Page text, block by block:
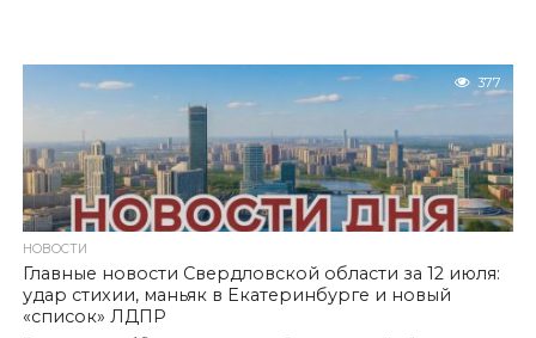
377
НОВОСТИ
Главные новости Свердловской области за 12 июля:
удар стихии, маньяк в Екатеринбурге и новый
«список» ЛДПР